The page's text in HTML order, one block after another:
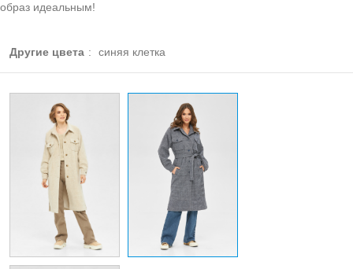
образ идеальным!
Другие цвета : синяя клетка